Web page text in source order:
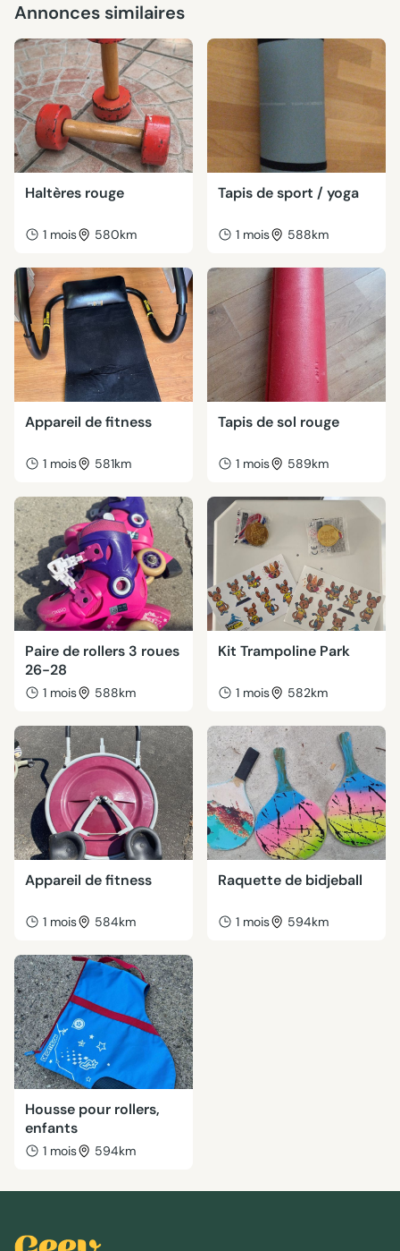
Annonces similaires
Haltères rouge
1 mois 580km
Tapis de sport / yoga
1 mois 588km
Appareil de fitness
1 mois 581km
Tapis de sol rouge
1 mois 589km
Paire de rollers 3 roues
26-28
1 mois 588km
Kit Trampoline Park
1 mois 582km
Appareil de fitness
1 mois 584km
Raquette de bidjeball
1 mois 594km
Housse pour rollers,
enfants
1 mois 594km